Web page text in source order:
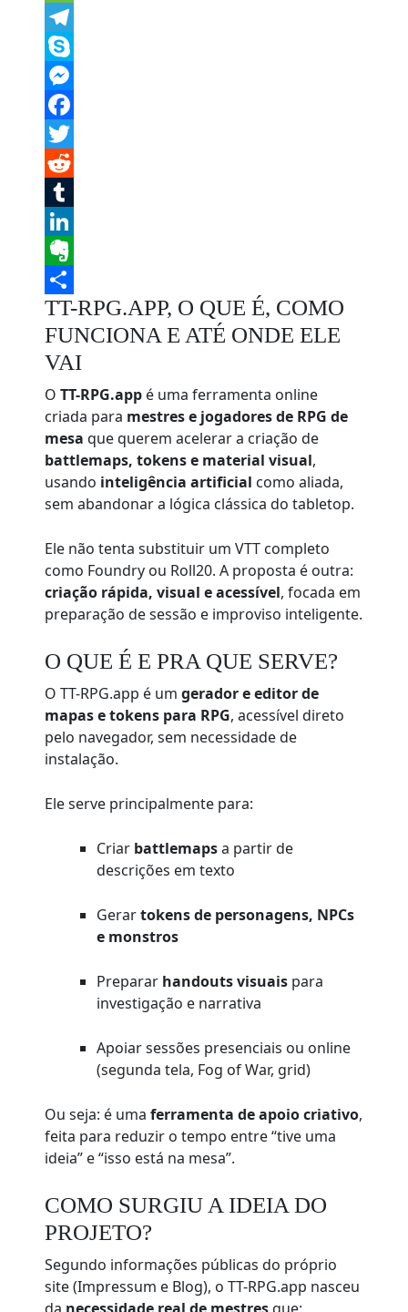
Message
Telegram
Skype
Messenger
Facebook
Twitter
Reddit
Tumblr
LinkedIn
Evernote
Share
TT-RPG.APP, O QUE É, COMO
FUNCIONA E ATÉ ONDE ELE
VAI
OTT-RPG.app é uma ferramenta online
criada para mestres e jogadores de RPG de
mesa que querem acelerar a criação de
battlemaps, tokens e material visual,
usando inteligência artificial como aliada,
sem abandonar a lógica clássica do tabletop.
Ele não tenta substituir um VTT completo
como Foundry ou Roll20. A proposta é outra:
criação rápida, visual e acessível, focada em
preparação de sessão e improviso inteligente.
O QUE É E PRA QUE SERVE?
O TT-RPG.app é umgerador e editor de
mapas e tokens para RPG, acessível direto
pelo navegador, sem necessidade de
instalação.
Ele serve principalmente para:
Criar battlemapsa partir de
descrições em texto
Gerartokens de personagens, NPCs
e monstros
Preparar handouts visuais para
investigação e narrativa
Apoiar sessões presenciais ou online
(segunda tela, Fog of War, grid)
Ou seja: é umaferramenta de apoio criativo,
feita para reduzir o tempo entre “tive uma
ideia” e “isso está na mesa”.
COMO SURGIU A IDEIA DO
PROJETO?
Segundo informações públicas do próprio
site (Impressum e Blog), o TT-RPG.app nasceu